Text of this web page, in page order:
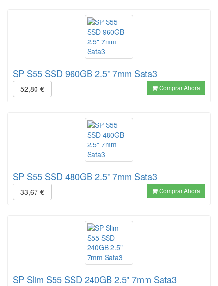
SP S55 SSD 960GB 2.5" 7mm Sata3
52,80 € Comprar Ahora
SP S55 SSD 480GB 2.5" 7mm Sata3
33,67 € Comprar Ahora
SP Slim S55 SSD 240GB 2.5" 7mm Sata3